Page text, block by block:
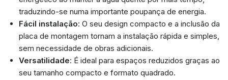
traduzindo-se numa importante poupança de energia.
Fácil instalação: O seu design compacto e a inclusão da
placa de montagem tornam a instalação rápida e simples,
sem necessidade de obras adicionais.
Versatilidade: É ideal para espaços reduzidos graças ao
seu tamanho compacto e formato quadrado.